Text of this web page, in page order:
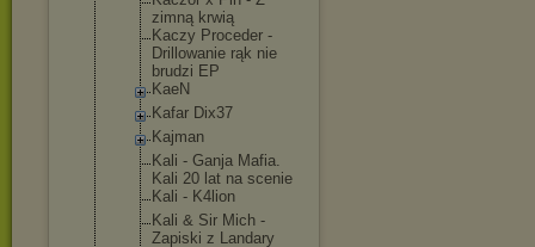
zimną krwią
Kaczy Proceder -
Drillowanie rąk nie
brudzi EP
KaeN
Kafar Dix37
Kajman
Kali - Ganja Mafia.
Kali 20 lat na scenie
Kali - K4lion
Kali & Sir Mich -
Zapiski z Landary